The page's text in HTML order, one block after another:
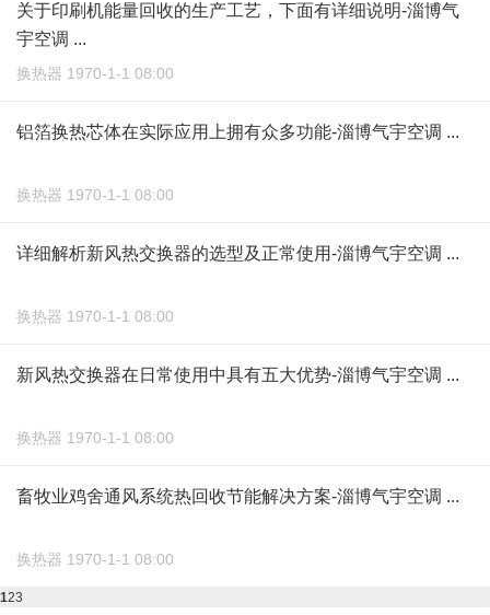
关于印刷机能量回收的生产工艺，下面有详细说明-淄博气
宇空调 ...
换热器 1970-1-1 08:00
铝箔换热芯体在实际应用上拥有众多功能-淄博气宇空调 ...
换热器 1970-1-1 08:00
详细解析新风热交换器的选型及正常使用-淄博气宇空调 ...
换热器 1970-1-1 08:00
新风热交换器在日常使用中具有五大优势-淄博气宇空调 ...
换热器 1970-1-1 08:00
畜牧业鸡舍通风系统热回收节能解决方案-淄博气宇空调 ...
换热器 1970-1-1 08:00
123